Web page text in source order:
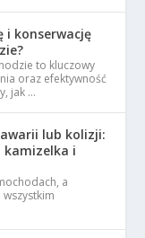
i konserwację
to kluczowy
oraz efektywność
jak …
lub kolizji:
kamizelka i
a